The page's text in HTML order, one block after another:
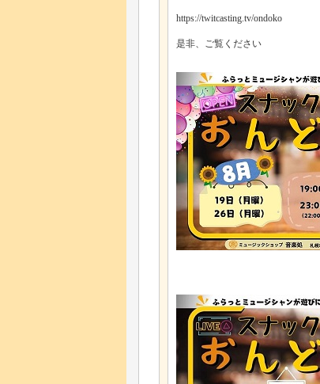
https://twitcasting.tv/ondoko
是非、ご覧ください